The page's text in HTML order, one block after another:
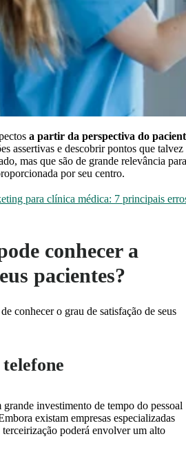
a partir da perspectiva do
assertivas e descobrir pontos que talvez
mas que são de grande relevância para
por seu centro.
para clínica médica: 7 principais
conhecer a
pacientes?
conhecer o grau de satisfação de seus
investimento de tempo do pessoal
existam empresas especializadas
terceirização poderá envolver um alto